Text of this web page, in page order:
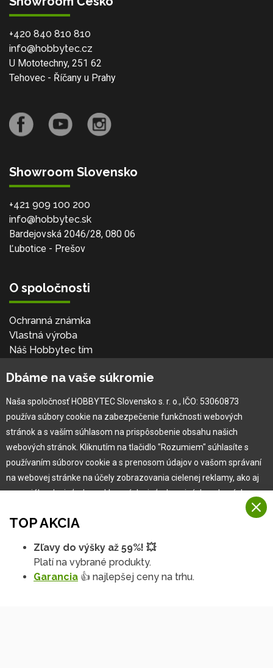
+420 840 810 810
info@hobbytec.cz
U Mototechny, 251 62
Tehovec - Říčany u Prahy
Showroom Slovensko
+421 909 100 200
info@hobbytec.sk
Bardejovská 2046/28, 080 06
Ľubotice - Prešov
O spoločnosti
Ochranná známka
Vlastná výroba
Náš Hobbytec tím
Naša história
Pre zákazníka
Garancia najlepšej ceny
Užívateľský manuál
Reklamácia
TOP AKCIA
Zľavy do výšky až 59%! 💥
Platí na vybrané produkty.
Garancia 👍 najlepšej ceny na trhu.
Dbáme na vaše súkromie
Naša spoločnosť HOBBYTEC Slovensko s. r. o., IČO: 53060873
používa súbory cookie na zabezpečenie funkčnosti webových
stránok a s vaším súhlasom na prispôsobenie obsahu našich
webových stránok. Kliknutím na tlačidlo "Rozumiem" súhlasíte s
používaním súborov cookie a s prenosom údajov o vašom správaní
na webovej stránke na účely zobrazovania cielenej reklamy, ako aj
na sociálnych sieťach a reklamných sieťach na iných webových
Viac informácií
Na našich webových stránkach používame niekoľko kategórií
Rozumiem